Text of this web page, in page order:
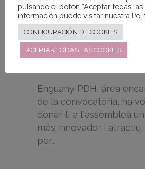
Enguany PDH, área
de la convocatòria, ha
donar-li a l´assemblea
més innovador i
per...
pulsando el botón “Aceptar todas las
información puede visitar nuestra
CONFIGURACIÓN DE COOKIES
ACEPTAR TODAS LAS COOKIES